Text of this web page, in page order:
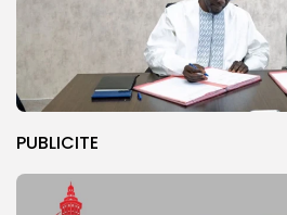
PUBLICITE